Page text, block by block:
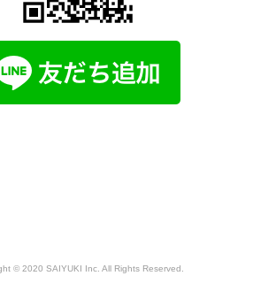
© 2020 SAIYUKI Inc. All Rights Reserved.